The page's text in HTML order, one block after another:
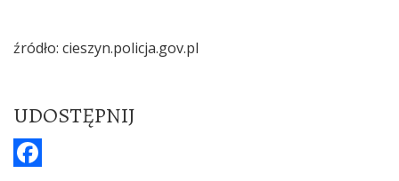
źródło: cieszyn.policja.gov.pl
UDOSTĘPNIJ